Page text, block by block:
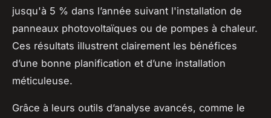
jusqu'à 5 % dans l’année suivant l'installation de
panneaux photovoltaïques ou de pompes à chaleur.
Ces résultats illustrent clairement les bénéfices
d’une bonne planification et d’une installation
méticuleuse.
Grâce à leurs outils d’analyse avancés, comme le